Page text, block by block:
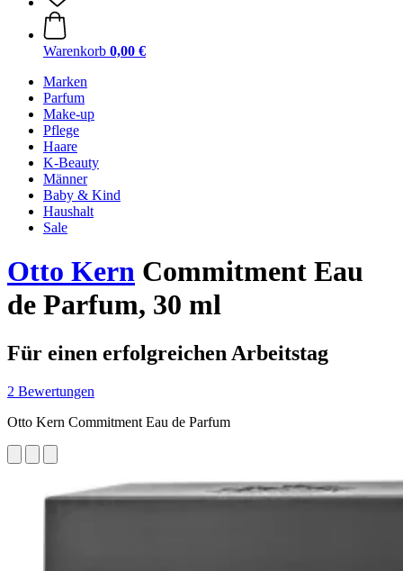
Warenkorb 0,00 €
Marken
Parfum
Make-up
Pflege
Haare
K-Beauty
Männer
Baby & Kind
Haushalt
Sale
Otto Kern Commitment Eau
de Parfum, 30 ml
Für einen erfolgreichen Arbeitstag
2 Bewertungen
Otto Kern Commitment Eau de Parfum